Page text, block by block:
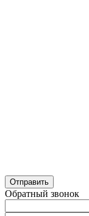
Обратный звонок